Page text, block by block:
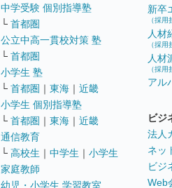
中学受験 個別指導塾
└ 首都圏
公立中高一貫校対策 塾
└ 首都圏
小学生 塾
└ 首都圏 ｜ 東海 ｜ 近畿
小学生 個別指導塾
└ 首都圏 ｜ 東海 ｜ 近畿
通信教育
└ 高校生 ｜ 中学生 ｜ 小学生
家庭教師
幼児・小学生 学習教室
新卒
（採用
人材
（採用
人材
（採用
アル
ビジ
法人
ネッ
ビジ
Web